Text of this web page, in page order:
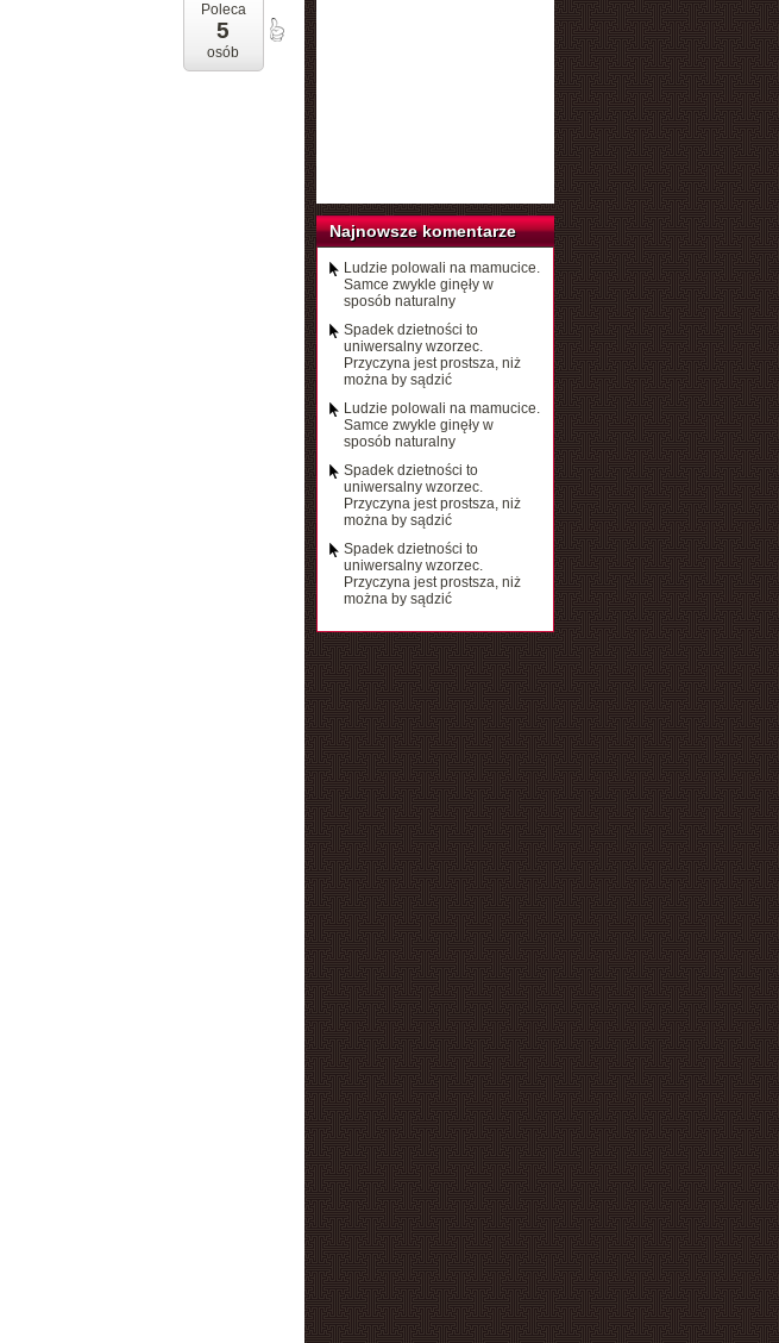
Poleca
5
osób
Najnowsze komentarze
Ludzie polowali na mamucice.
Samce zwykle ginęły w
sposób naturalny
Spadek dzietności to
uniwersalny wzorzec.
Przyczyna jest prostsza, niż
można by sądzić
Ludzie polowali na mamucice.
Samce zwykle ginęły w
sposób naturalny
Spadek dzietności to
uniwersalny wzorzec.
Przyczyna jest prostsza, niż
można by sądzić
Spadek dzietności to
uniwersalny wzorzec.
Przyczyna jest prostsza, niż
można by sądzić